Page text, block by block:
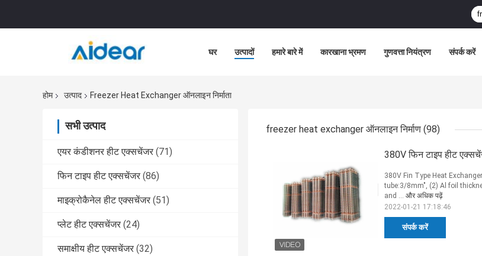
घर उत्पादों हमारे बारे में कारखाना भ्रमण गुणवत्ता नियंत्रण संपर्क करें
होम उत्पाद Freezer Heat Exchanger ऑनलाइन निर्माता
सभी उत्पाद
एयर कंडीशनर हीट एक्सचेंजर (71)
फिन टाइप हीट एक्सचेंजर (86)
माइक्रोकैनेल हीट एक्सचेंजर (51)
प्लेट हीट एक्सचेंजर (24)
समाक्षीय हीट एक्सचेंजर (32)
freezer heat exchanger ऑनलाइन निर्माण (98)
380V फिन टाइप हीट
संपर्क करें
380V Fin Type Heat
tube:3/8mm", (2) Al foil
and ... और अधिक पढ़ें
2022-01-21 17:18:46